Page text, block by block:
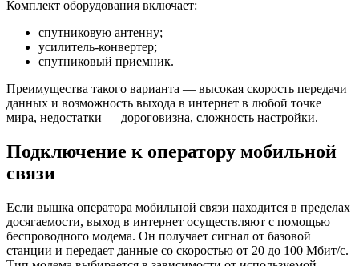
Комплект оборудования включает:
спутниковую антенну;
усилитель-конвертер;
спутниковый приемник.
Преимущества такого варианта — высокая скорость передачи
данных и возможность выхода в интернет в любой точке
мира, недостатки — дороговизна, сложность настройки.
Подключение к оператору мобильной
связи
Если вышка оператора мобильной связи находится в пределах
досягаемости, выход в интернет осуществляют с помощью
беспроводного модема. Он получает сигнал от базовой
станции и передает данные со скоростью от 20 до 100 Мбит/с.